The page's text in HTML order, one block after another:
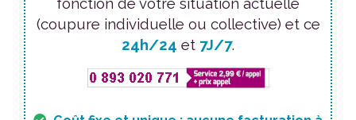
(coupure individuelle ou collective) et ce
24h/24 et 7J/7.